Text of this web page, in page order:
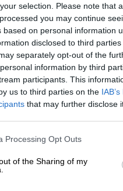
selection. Please note that
you may continue
based on personal information
disclosed to third
separately opt-out of the
information by third
participants. This
us to third parties on the
that may further disclose
website/app uses one or more
or usage behaviour. You
to Google and its third-party
specified purposes in below
Processing Opt Outs
of the Sharing of my
το παιδάκι που
με motocross -
ότι το ατύχημα
σε χωράφι
το αγοράκι
με motocross στη